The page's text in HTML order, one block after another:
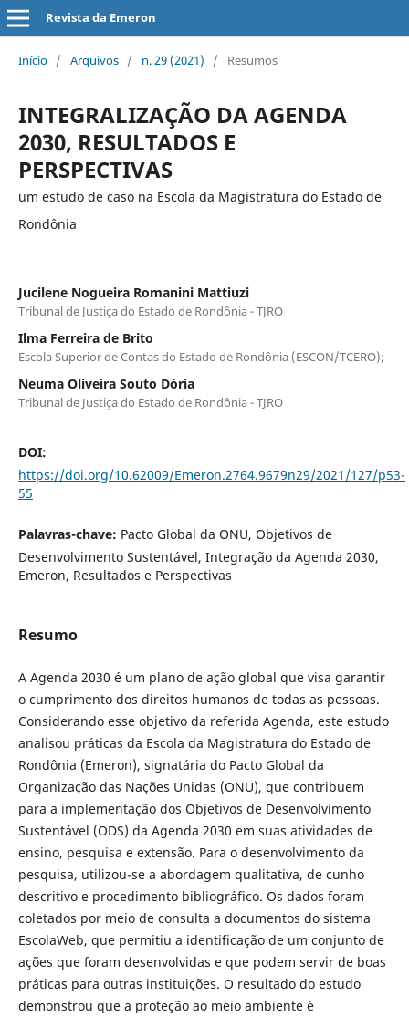
Revista da Emeron
Início / Arquivos / n. 29 (2021) / Resumos
INTEGRALIZAÇÃO DA AGENDA
2030, RESULTADOS E
PERSPECTIVAS
um estudo de caso na Escola da Magistratura do Estado de
Rondônia
Jucilene Nogueira Romanini Mattiuzi
Tribunal de Justiça do Estado de Rondônia - TJRO
Ilma Ferreira de Brito
Escola Superior de Contas do Estado de Rondônia (ESCON/TCERO);
Neuma Oliveira Souto Dória
Tribunal de Justiça do Estado de Rondônia - TJRO
DOI:
https://doi.org/10.62009/Emeron.2764.9679n29/2021/127/p53-
55
Palavras-chave: Pacto Global da ONU, Objetivos de
Desenvolvimento Sustentável, Integração da Agenda 2030,
Emeron, Resultados e Perspectivas
Resumo
A Agenda 2030 é um plano de ação global que visa garantir
o cumprimento dos direitos humanos de todas as pessoas.
Considerando esse objetivo da referida Agenda, este estudo
analisou práticas da Escola da Magistratura do Estado de
Rondônia (Emeron), signatária do Pacto Global da
Organização das Nações Unidas (ONU), que contribuem
para a implementação dos Objetivos de Desenvolvimento
Sustentável (ODS) da Agenda 2030 em suas atividades de
ensino, pesquisa e extensão. Para o desenvolvimento da
pesquisa, utilizou-se a abordagem qualitativa, de cunho
descritivo e procedimento bibliográfico. Os dados foram
coletados por meio de consulta a documentos do sistema
EscolaWeb, que permitiu a identificação de um conjunto de
ações que foram desenvolvidas e que podem servir de boas
práticas para outras instituições. O resultado do estudo
demonstrou que a proteção ao meio ambiente é